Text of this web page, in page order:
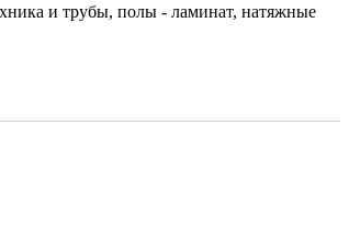
и трубы, полы - ламинат, натяжные